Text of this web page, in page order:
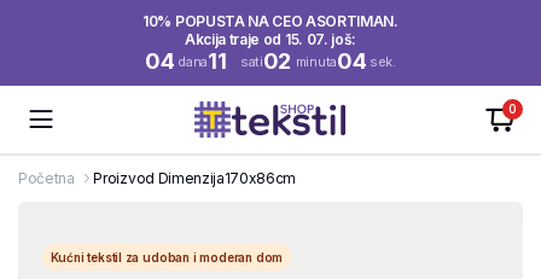
10% POPUSTA NA CEO ASORTIMAN.
Akcija traje od 15. 07. još:
04 dana11 sati02 minuta04 sek.
0
Početna Proizvod Dimenzija170x86cm
Kućni tekstil za udoban i moderan dom